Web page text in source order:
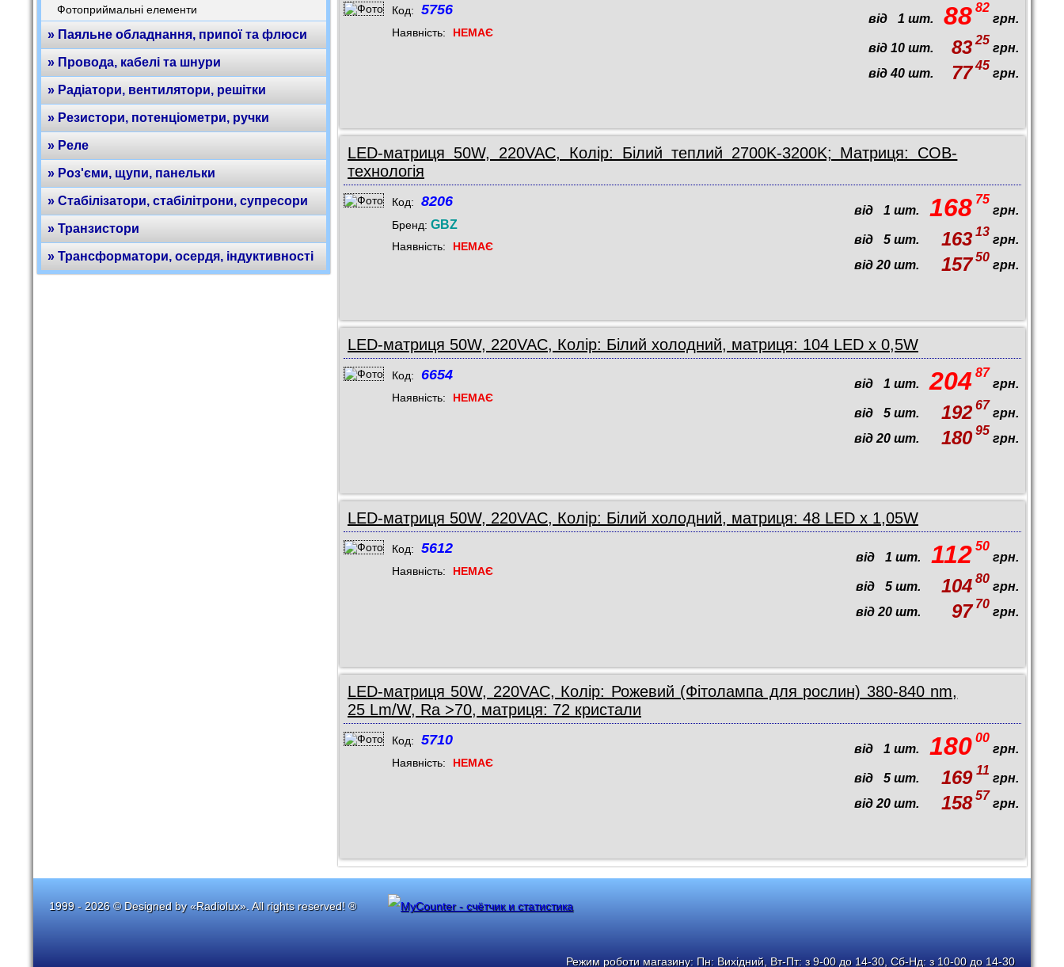
Фотоприймальні елементи
» Паяльне обладнання, припої та флюси
» Провода, кабелі та шнури
» Радіатори, вентилятори, решітки
» Резистори, потенціометри, ручки
» Реле
» Роз'єми, щупи, панельки
» Стабілізатори, стабілітрони, супресори
» Транзистори
» Трансформатори, осердя, індуктивності
Код: 5756
Наявність: НЕМАЄ
від 1 шт. 88 82
грн.
від 10 шт. 83 25
грн.
від 40 шт. 77 45
грн.
LED-матриця 50W, 220VAC, Колір: Білий теплий 2700K-3200K; Матриця: COB-
технологія
Код: 8206
Бренд: GBZ
Наявність: НЕМАЄ
від 1 шт. 168 75
грн.
від 5 шт. 163 13
грн.
від 20 шт. 157 50
грн.
LED-матриця 50W, 220VAC, Колір: Білий холодний, матриця: 104 LED x 0,5W
Код: 6654
Наявність: НЕМАЄ
від 1 шт. 204 87
грн.
від 5 шт. 192 67
грн.
від 20 шт. 180 95
грн.
LED-матриця 50W, 220VAC, Колір: Білий холодний, матриця: 48 LED x 1,05W
Код: 5612
Наявність: НЕМАЄ
від 1 шт. 112 50
грн.
від 5 шт. 104 80
грн.
від 20 шт. 97 70
грн.
LED-матриця 50W, 220VAC, Колір: Рожевий (Фітолампа для рослин) 380-840 nm,
25 Lm/W, Ra >70, матриця: 72 кристали
Код: 5710
Наявність: НЕМАЄ
від 1 шт. 180 00
грн.
від 5 шт. 169 11
грн.
від 20 шт. 158 57
грн.
1999 - 2026 © Designed by «Radiolux». All rights reserved! ®
Режим роботи магазину: Пн: Вихідний, Вт-Пт: з 9-00 до 14-30, Сб-Нд: з 10-00 до 14-30